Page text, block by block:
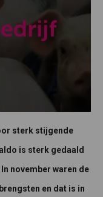
sterk stijgende
is sterk gedaald
november waren de
en dat is in